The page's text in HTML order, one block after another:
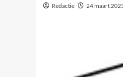
Redactie 24 maart